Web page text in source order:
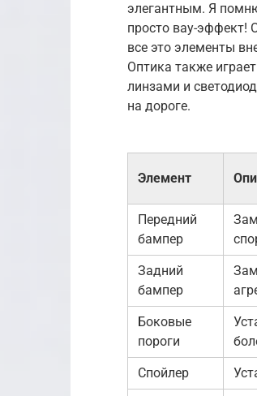
элегантным. Я
просто вау-эффект!
все это элементы
Оптика также
линзами и
на дороге.
Элемент
Передний
бампер
Задний
бампер
Боковые
пороги
Спойлер